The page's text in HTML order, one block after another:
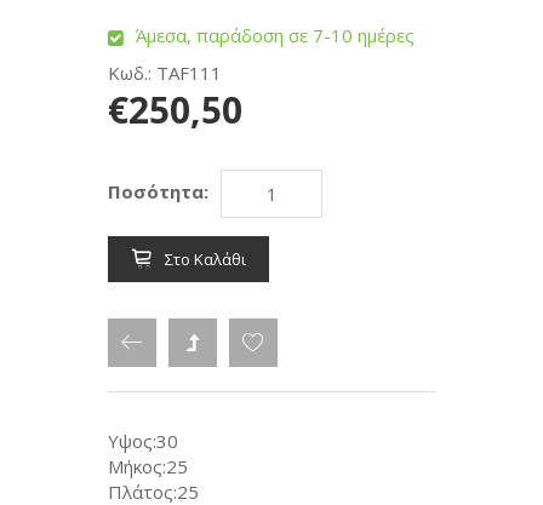
Άμεσα, παράδοση σε 7-10 ημέρες
Κωδ.: TAF111
€250,50
Ποσότητα:
Στο Καλάθι
Υψος:30
Μήκος:25
Πλάτος:25